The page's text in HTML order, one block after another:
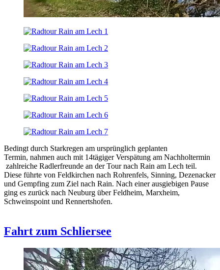
Bedingt durch Starkregen am ursprünglich geplanten
Termin, nahmen auch mit 14tägiger Verspätung am Nachholtermin
zahlreiche Radlerfreunde an der Tour nach Rain am Lech teil.
Diese führte von Feldkirchen nach Rohrenfels, Sinning, Dezenacker
und Gempfing zum Ziel nach Rain. Nach einer ausgiebigen Pause
ging es zurück nach Neuburg über Feldheim, Marxheim,
Schweinspoint und Rennertshofen.
Fahrt zum Schliersee